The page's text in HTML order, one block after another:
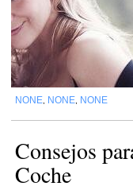
NONE NONE NONE
Consejos
Coche